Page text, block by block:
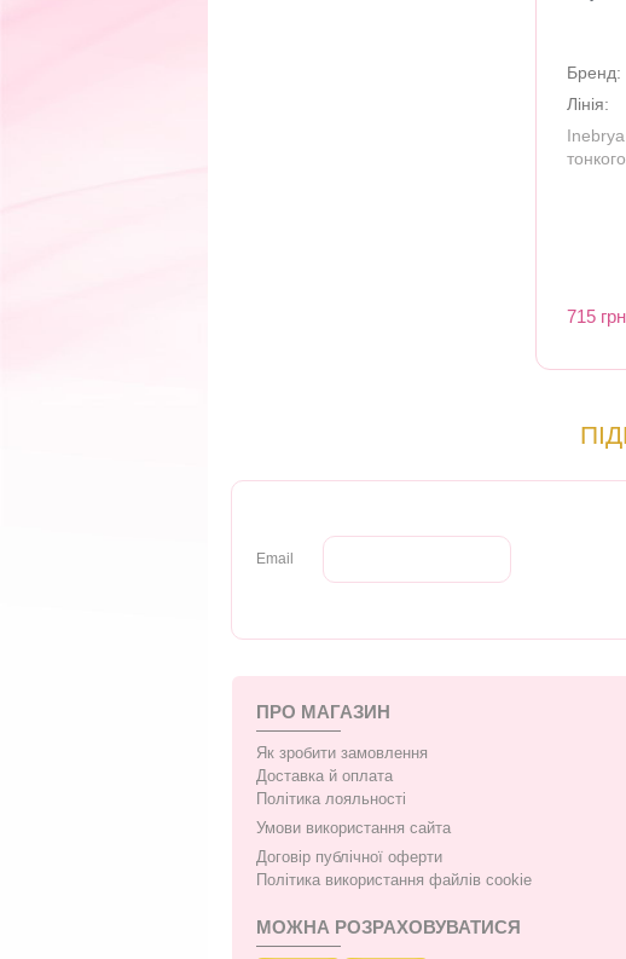
Бренд:
Лінія:
715
Email
ПРО МАГАЗИН
Як зробити замовлення
Доставка й оплата
Політика лояльності
Умови використання сайта
Договір публічної оферти
Політика використання файлів cookie
МОЖНА РОЗРАХОВУВАТИСЯ